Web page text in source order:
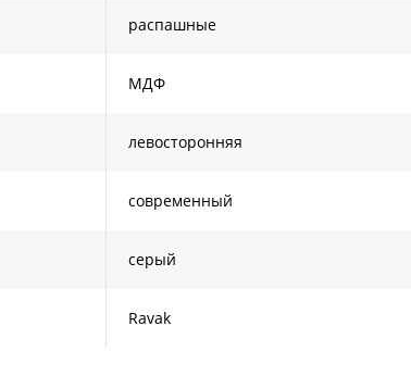
распашные
МДФ
левосторонняя
современный
серый
Ravak